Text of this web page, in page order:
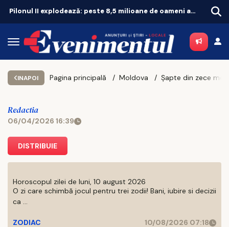
Pilonul II explodează: peste 8,5 milioane de oameni au bani puși deoparte
INAPOI Pagina principală Moldova
Redactia
06/04/2026 16:39
DISTRIBUIE
Horoscopul zilei de luni, 10 august 2026
O zi care schimbă jocul pentru trei zodii! Bani, iubire si decizii
ca ...
ZODIAC
10/08/2026 07:18